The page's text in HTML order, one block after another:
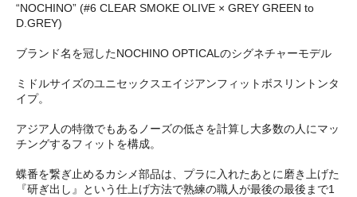
“NOCHINO” (#6 CLEAR SMOKE OLIVE × GREY GREEN to
D.GREY)
ブランド名を冠したNOCHINO OPTICALのシグネチャーモデル
ミドルサイズのユニセックスエイジアンフィットボスリントンタ
イプ。
アジア人の特徴でもあるノーズの低さを計算し大多数の人にマッ
チングするフィットを構成。
蝶番を繋ぎ止めるカシメ部品は、プラに入れたあとに磨き上げた
『研ぎ出し』という仕上げ方法で熟練の職人が最後の最後まで1